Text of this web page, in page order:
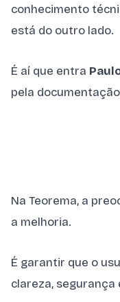
conhecimento
está do outro lado.
É aí que entra
pela
Na Teorema, a
a melhoria.
É garantir que o
clareza, segurança